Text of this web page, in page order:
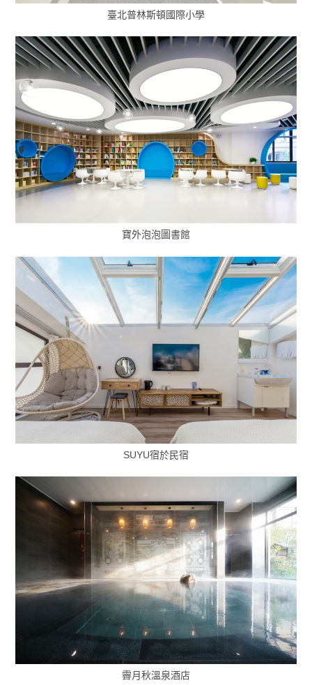
臺北普林斯頓國際小學
寶外泡泡圖書館
SUYU宿於民宿
霽月秋溫泉酒店